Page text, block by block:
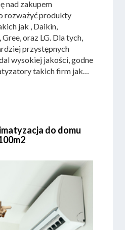
nad zakupem
rozważyć produkty
jak , Daikin,
oraz LG. Dla tych,
przystępnych
wysokiej jakości, godne
takich firm jak
przeglądem
do Twoich
ceny
do domu